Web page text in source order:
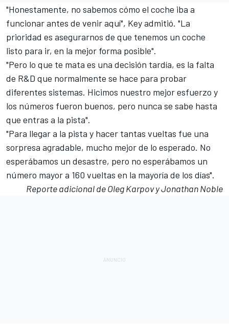
"Honestamente, no sabemos cómo el coche iba a
funcionar antes de venir aquí", Key admitió. "La
prioridad es asegurarnos de que tenemos un coche
listo para ir, en la mejor forma posible".
"Pero lo que te mata es una decisión tardía, es la falta
de R&D que normalmente se hace para probar
diferentes sistemas. Hicimos nuestro mejor esfuerzo y
los números fueron buenos, pero nunca se sabe hasta
que entras a la pista".
"Para llegar a la pista y hacer tantas vueltas fue una
sorpresa agradable, mucho mejor de lo esperado. No
esperábamos un desastre, pero no esperábamos un
número mayor a 160 vueltas en la mayoría de los días".
Reporte adicional de Oleg Karpov y Jonathan Noble